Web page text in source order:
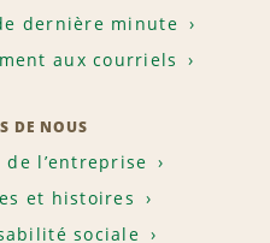
dernière minute
aux courriels
DE NOUS
l’entreprise
et histoires
sociale